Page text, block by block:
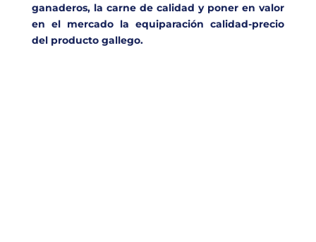
ganaderos, la carne de calidad y poner en valor
en el mercado la equiparación calidad-precio
del producto gallego.